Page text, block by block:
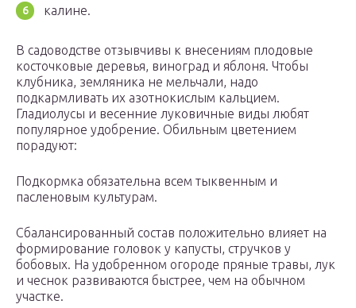
калине.
В садоводстве отзывчивы к внесениям плодовые
косточковые деревья, виноград и яблоня. Чтобы
клубника, земляника не мельчали, надо
подкармливать их азотнокислым кальцием.
Гладиолусы и весенние луковичные виды любят
популярное удобрение. Обильным цветением
порадуют:
Подкормка обязательна всем тыквенным и
пасленовым культурам.
Сбалансированный состав положительно влияет на
формирование головок у капусты, стручков у
бобовых. На удобренном огороде пряные травы, лук
и чеснок развиваются быстрее, чем на обычном
участке.